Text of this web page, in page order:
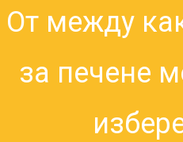
От между
за печене